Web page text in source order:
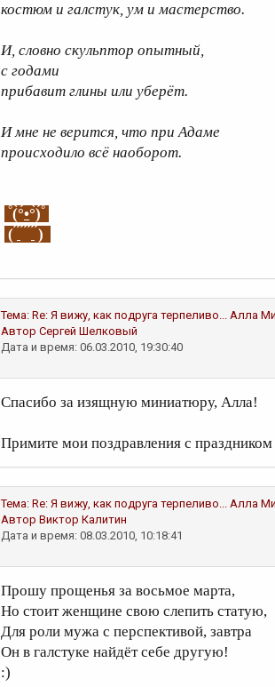
костюм и галстук, ум и мастерство.
И, словно скульптор опытный,
с годами
прибавит глины или уберёт.
И мне не верится, что при Адаме
происходило всё наоборот.
°(°•°)°
( )
Тема: Re: Я вижу, как подруга терпеливо... Алла
Автор Сергей Шелковый
Дата и время: 06.03.2010, 19:30:40
Cпасибо за изящную миниатюру, Алла!
Примите мои поздравления с
Тема: Re: Я вижу, как подруга терпеливо... Алла
Автор Виктор Калитин
Дата и время: 08.03.2010, 10:18:41
Прошу прощенья за восьмое марта,
Но стоит женщине свою слепить статую,
Для роли мужа с перспективой, завтра
Он в галстуке найдёт себе другую!
:)